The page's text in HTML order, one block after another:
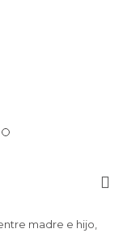
madre e hijo,